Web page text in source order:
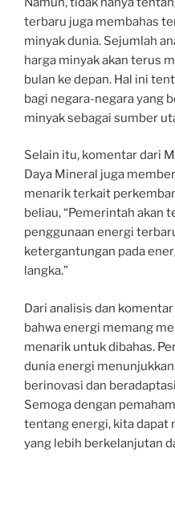
terbaru juga membahas
minyak dunia. Sejumlah
harga minyak akan terus
bulan ke depan. Hal ini
bagi negara-negara yang
minyak sebagai sumber
Selain itu, komentar dari
Daya Mineral juga
menarik terkait
beliau, “Pemerintah akan
penggunaan energi
ketergantungan pada
langka.”
Dari analisis dan
bahwa energi memang
menarik untuk dibahas.
dunia energi
berinovasi dan
Semoga dengan
tentang energi, kita dapat
yang lebih berkelanjutan